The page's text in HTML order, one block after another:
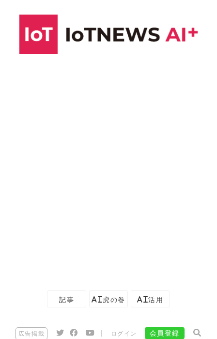
記事 AI虎の巻 AI活用
広告掲載 ログイン 会員登録